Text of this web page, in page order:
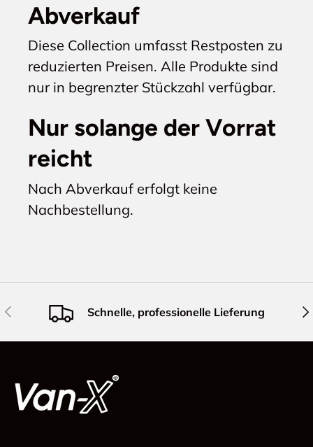
Abverkauf
Diese Collection umfasst Restposten zu
reduzierten Preisen. Alle Produkte sind
nur in begrenzter Stückzahl verfügbar.
Nur solange der Vorrat
reicht
Nach Abverkauf erfolgt keine
Nachbestellung.
Vorherige Schnelle, professionelle Lieferung